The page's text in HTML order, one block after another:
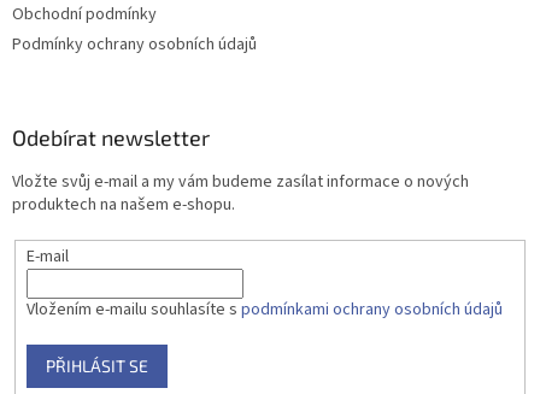
Obchodní podmínky
Podmínky ochrany osobních údajů
Odebírat newsletter
Vložte svůj e-mail a my vám budeme zasílat informace o nových
produktech na našem e-shopu.
E-mail
Vložením e-mailu souhlasíte s podmínkami ochrany osobních údajů
PŘIHLÁSIT SE